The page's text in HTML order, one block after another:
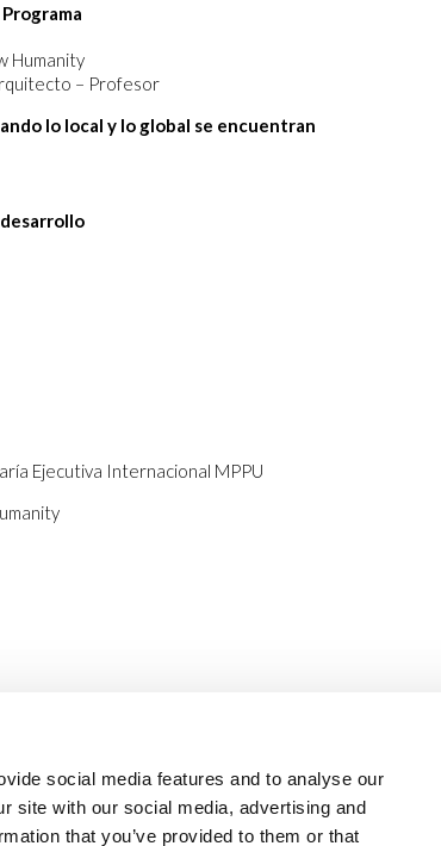
social media features and to analyse our
site with our social media, advertising and
that you’ve provided to them or that
Programa
Humanity
– Profesor
lo local y lo global se encuentran
Ejecutiva Internacional MPPU